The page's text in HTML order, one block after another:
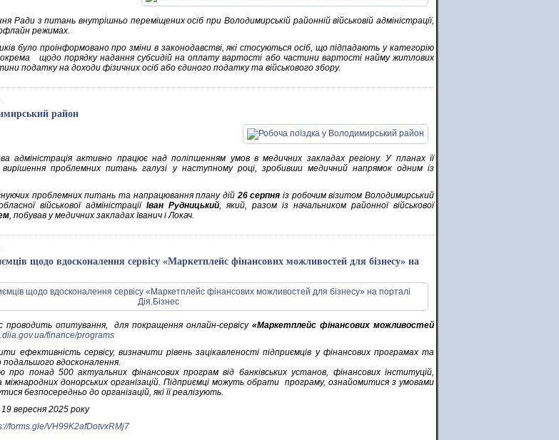
Ради з питань внутрішньо переміщених осіб при Володимирській районній військовій адміністрації,
режимах.
було проінформовано про зміни в законодавстві, які стосуються осіб, що підпадають у категорію
щодо порядку надання субсидій на оплату вартості або частини вартості найму житлових
податку на доходи фізичних осіб або єдиного податку та військового збору.
район
адміністрація активно працює над поліпшенням умов в медичних закладах регіону. У планах її
проблемних питань галузі у наступному році, зробивши медичний напрямок одним із
проблемних питань та напрацювання плану дій26 серпня із робочим візитом Володимирський
військової адміністрації Іван Рудницький, який, разом із начальником районної військової
, побував у медичних закладах Іванич і Локач.
щодо вдосконалення сервісу «Маркетплейс фінансових можливостей для бізнесу» на
проводить опитування, для покращення онлайн-сервісу«Маркетплейс фінансових можливостей
finance/programs
ефективність сервісу, визначити рівень зацікавленості підприємців у фінансових програмах та
подальшого вдосконалення.
про понад 500 актуальних фінансових програм від банківських установ, фінансових інституцій,
міжнародних донорських організацій. Підприємці можуть обрати програму, ознайомитися з умовами
безпосередньо до організацій, які її реалізують.
19 вересня 2025 року
forms.gle/VH99K2afDotvxRMj7